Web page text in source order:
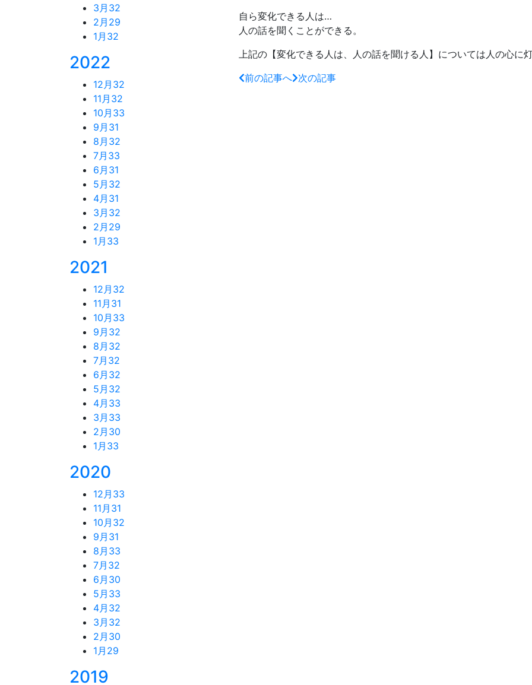
自ら変化できる人は…
人の話を聞くことができる。
上記の【変化できる人は、人の話を聞ける人】については人の心に
前の記事へ 次の記事
3月 32
2月 29
1月 32
2022
12月 32
11月 32
10月 33
9月 31
8月 32
7月 33
6月 31
5月 32
4月 31
3月 32
2月 29
1月 33
2021
12月 32
11月 31
10月 33
9月 32
8月 32
7月 32
6月 32
5月 32
4月 33
3月 33
2月 30
1月 33
2020
12月 33
11月 31
10月 32
9月 31
8月 33
7月 32
6月 30
5月 33
4月 32
3月 32
2月 30
1月 29
2019